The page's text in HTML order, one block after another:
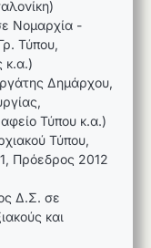
Νομαρχία -
Τύπου,
κ.α.)
Δημάρχου,
Τύπου κ.α.)
Τύπου,
Πρόεδρος 2012
Δ.Σ. σε
και